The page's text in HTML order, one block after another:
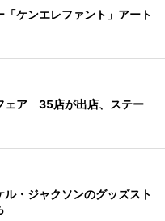
ケンエレファント」アート
ェア 35店が出店、ステー
・ジャクソンのグッズスト